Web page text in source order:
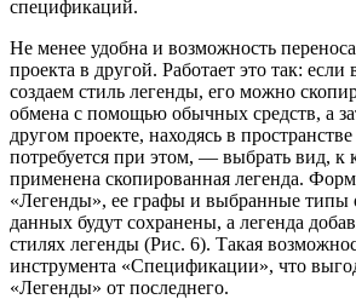
спецификаций.
Не менее удобна и возможность
проекта в другой. Работает это так:
создаем стиль легенды, его можно
обмена с помощью обычных средств, а
другом проекте, находясь в
потребуется при этом, — выбрать вид, к
применена скопированная легенда.
«Легенды», ее графы и выбранные типы
данных будут сохранены, а легенда
стилях легенды (Рис. 6). Такая
инструмента «Спецификации», что
«Легенды» от последнего.